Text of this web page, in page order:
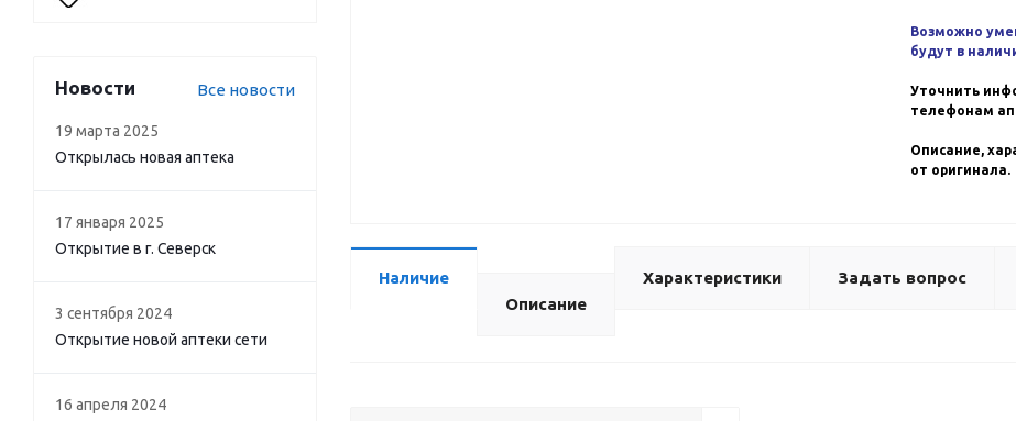
Возможно
будут в
Уточнить
телефонам
Описание,
от оригинала.
Наличие
Описание
Характеристики Задать вопрос
Новости Все новости
19 марта 2025
Открылась новая аптека
17 января 2025
Открытие в г. Северск
3 сентября 2024
Открытие новой аптеки сети
16 апреля 2024